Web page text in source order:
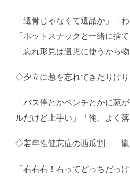
「遺骨じゃなくて遺品か」「
「ホットスナックと一緒に捨
「忘れ形見は遺児に使うから
◇夕立に葱を忘れてきたり
「バス停とかベンチとかに葱
ルだけど上手い」「俺、よく落
◇若年性健忘症の西瓜割 龍
「右右右！右ってどっちだっけ